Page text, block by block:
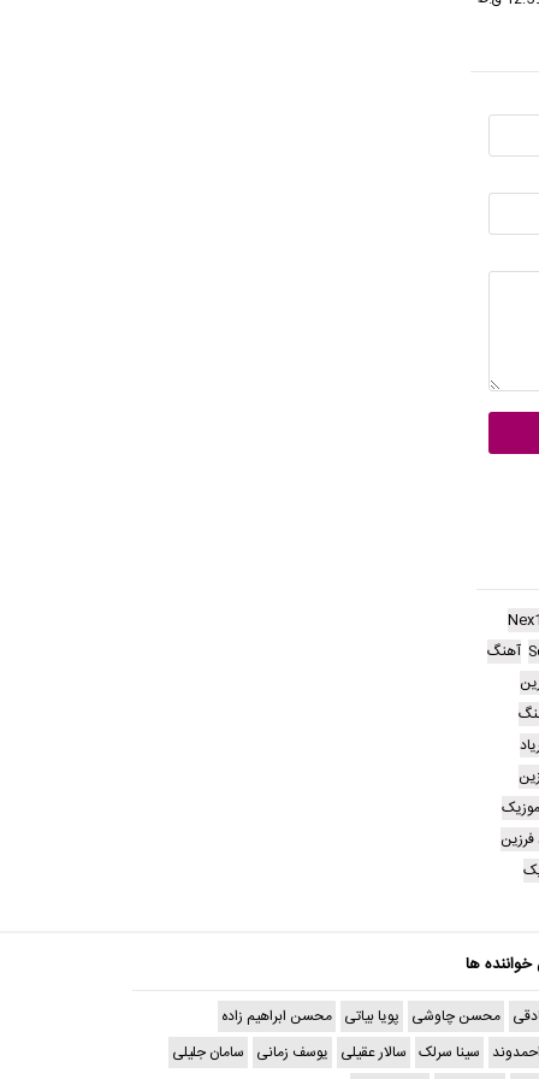
آهنگ
موزیک
فرزین
خواننده ها
محسن چاوشی پویا بیاتی محسن ابراهیم زاده
سینا سرلک سالار عقیلی یوسف زمانی سامان جلیلی